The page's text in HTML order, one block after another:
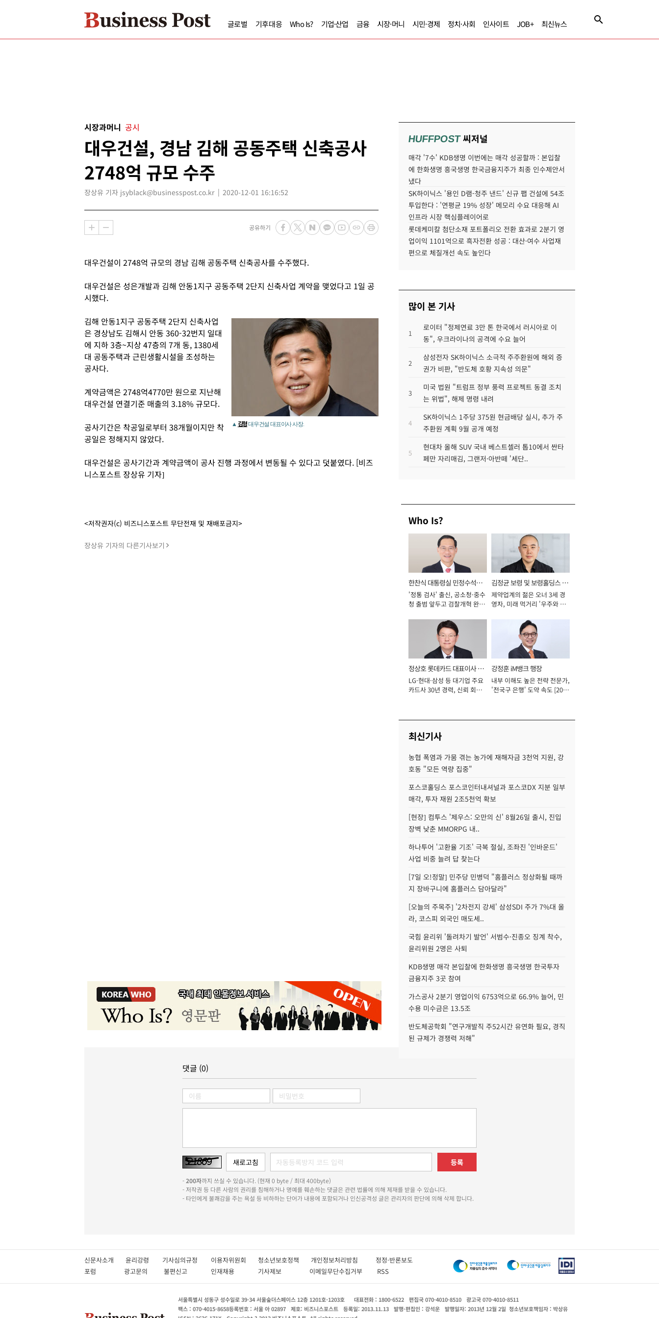
글로벌 기후대응 Who Is? 기업·산업 금융 시장·머니 시민·경제 정치·사회 인사이트 JOB+ 최신뉴스
시장과머니 공시
대우건설, 경남 김해 공동주택 신축공사
2748억 규모 수주
장상유 기자 jsyblack@businesspost.co.kr 2020-12-01 16:16:52
공유하기
대우건설이 2748억 규모의 경남 김해 공동주택 신축공사를 수주했다.
대우건설은 성은개발과 김해 안동1지구 공동주택 2단지 신축사업 계약을 맺었다고 1일 공
시했다.
▲ 김형대우건설 대표이사 사장.
김해 안동1지구 공동주택 2단지 신축사업
은 경상남도 김해시 안동 360-32번지 일대
에 지하 3층~지상 47층의 7개 동, 1380세
대 공동주택과 근린생활시설을 조성하는
공사다.
계약금액은 2748억4770만 원으로 지난해
대우건설 연결기준 매출의 3.18% 규모다.
공사기간은 착공일로부터 38개월이지만 착
공일은 정해지지 않았다.
대우건설은 공사기간과 계약금액이 공사 진행 과정에서 변동될 수 있다고 덧붙였다. [비즈
니스포스트 장상유 기자]
<저작권자(c) 비즈니스포스트 무단전재 및 재배포금지>
장상유 기자의 다른기사보기
HUFFPOST씨저널
매각 '7수' KDB생명 이번에는 매각 성공할까 : 본입찰
에 한화생명 흥국생명 한국금융지주가 최종 인수제안서
냈다
SK하이닉스 '용인 D램-청주 낸드' 신규 팹 건설에 54조
투입한다 : '연평균 19% 성장' 메모리 수요 대응해 AI
인프라 시장 핵심플레이어로
롯데케미칼 첨단소재 포트폴리오 전환 효과로 2분기 영
업이익 1101억으로 흑자전환 성공 : 대산·여수 사업재
편으로 체질개선 속도 높인다
많이 본 기사
1
로이터 "정제연료 3만 톤 한국에서 러시아로 이
동", 우크라이나의 공격에 수요 늘어
2
삼성전자 SK하이닉스 소극적 주주환원에 해외 증
권가 비판, "반도체 호황 지속성 의문"
3
미국 법원 "트럼프 정부 풍력 프로젝트 동결 조치
는 위법", 해제 명령 내려
4
SK하이닉스 1주당 375원 현금배당 실시, 추가 주
주환원 계획 9월 공개 예정
5
현대차 올해 SUV 국내 베스트셀러 톱10에서 싼타
페만 자리매김, 그랜저·아반떼 '세단..
Who Is?
한찬식 대통령실 민정수석비
서관
'정통 검사' 출신, 공소청·중수
청 출범 앞두고 검찰개혁 완수
김정균 보령 및 보령홀딩스 대
표이사 사장
제약업계의 젊은 오너 3세 경
영자, 미래 먹거리 '우주와 헬
정상호 롯데카드 대표이사 사
장
LG·현대·삼성 등 대기업 주요
카드사 30년 경력, 신뢰 회복
강정훈 iM뱅크 행장
내부 이해도 높은 전략 전문가,
'전국구 은행' 도약 속도 [2026
최신기사
농협 폭염과 가뭄 겪는 농가에 재해자금 3천억 지원, 강
호동 "모든 역량 집중"
포스코홀딩스 포스코인터내셔널과 포스코DX 지분 일부
매각, 투자 재원 2조5천억 확보
[현장] 컴투스 '제우스: 오만의 신' 8월26일 출시, 진입
장벽 낮춘 MMORPG 내..
하나투어 '고환율 기조' 극복 절실, 조좌진 '인바운드'
사업 비중 늘려 답 찾는다
[7일 오!정말] 민주당 민병덕 "홈플러스 정상화될 때까
지 장바구니에 홈플러스 담아달라"
[오늘의 주목주] '2차전지 강세' 삼성SDI 주가 7%대 올
라, 코스피 외국인 매도세..
국힘 윤리위 '돌려차기 발언' 서범수·진종오 징계 착수,
윤리위원 2명은 사퇴
KDB생명 매각 본입찰에 한화생명 흥국생명 한국투자
금융지주 3곳 참여
가스공사 2분기 영업이익 6753억으로 66.9% 늘어, 민
수용 미수금은 13.5조
반도체공학회 "연구개발직 주52시간 유연화 필요, 경직
된 규제가 경쟁력 저해"
댓글 (0)
등록
-200자까지 쓰실 수 있습니다. (현재 0 byte / 최대 400byte)
- 저작권 등 다른 사람의 권리를 침해하거나 명예를 훼손하는 댓글은 관련 법률에 의해 제재를 받을 수 있습니다.
- 타인에게 불쾌감을 주는 욕설 등 비하하는 단어가 내용에 포함되거나 인신공격성 글은 관리자의 판단에 의해 삭제 합니다.
신문사소개 윤리강령 기사심의규정 이용자위원회 청소년보호정책 개인정보처리방침 정정·반론보도
포럼
광고문의 불편신고 인재채용 기사제보 이메일무단수집거부 RSS
서울특별시 성동구 성수일로 39-34 서울숲더스페이스 12층 1201호-1203호 대표전화 : 1800-6522 편집국 070-4010-8510
광고국 070-4010-8511
팩스 : 070-4015-8658등록번호 : 서울 아 02897 제호: 비즈니스포스트 등록일: 2013.11.13 발행·편집인 : 강석운 발행일자: 2013년 12월 2일 청소년보호책임자 : 박상유